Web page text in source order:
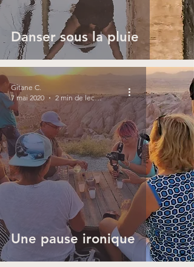
Danser sous la pluie
Une pause ironique
Gitane C.
7 mai 2020
2 min de lecture